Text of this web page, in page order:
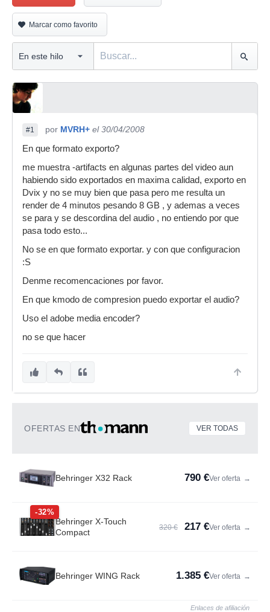
Marcar como favorito
#1 por MVRH+ el 30/04/2008
En que formato exporto?
me muestra -artifacts en algunas partes del video aun
habiendo sido exportados en maxima calidad, exporto en
Dvix y no se muy bien que pasa pero me resulta un
render de 4 minutos pesando 8 GB , y ademas a veces
se para y se descordina del audio , no entiendo por que
pasa todo esto...
No se en que formato exportar. y con que configuracion
:S
Denme recomencaciones por favor.
En que kmodo de compresion puedo exportar el audio?
Uso el adobe media encoder?
no se que hacer
OFERTAS EN VER TODAS
Behringer X32 Rack 790 €Ver oferta →
-32%
Behringer X-Touch
Compact
320 € 217 €Ver oferta →
Behringer WING Rack 1.385 €Ver oferta →
Enlaces de afiliación